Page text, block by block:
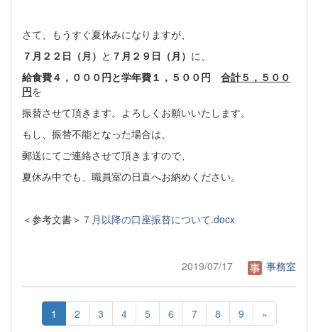
さて、もうすぐ夏休みになりますが、
７月２２日（月） と ７月２９日（月） に、
給食費４，０００円と学年費１，５００円 合計５，５００
円を
振替させて頂きます。よろしくお願いいたします。
もし、振替不能となった場合は、
郵送にてご連絡させて頂きますので、
夏休み中でも、職員室の日直へお納めください。
＜参考文書＞ ７月以降の口座振替について.docx
2019/07/17 事務室
1 2 3 4 5 6 7 8 9 »